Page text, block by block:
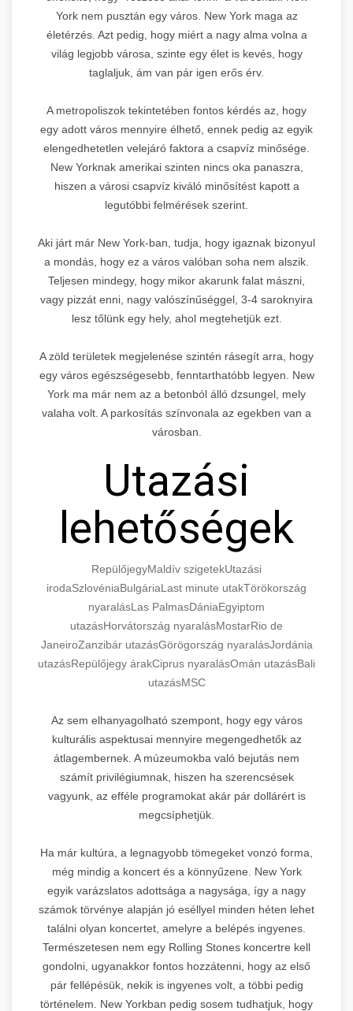
York nem pusztán egy város. New York maga az
életérzés. Azt pedig, hogy miért a nagy alma volna a
világ legjobb városa, szinte egy élet is kevés, hogy
taglaljuk, ám van pár igen erős érv.
A metropoliszok tekintetében fontos kérdés az, hogy
egy adott város mennyire élhető, ennek pedig az egyik
elengedhetetlen velejáró faktora a csapvíz minősége.
New Yorknak amerikai szinten nincs oka panaszra,
hiszen a városi csapvíz kiváló minősítést kapott a
legutóbbi felmérések szerint.
Aki járt már New York-ban, tudja, hogy igaznak bizonyul
a mondás, hogy ez a város valóban soha nem alszik.
Teljesen mindegy, hogy mikor akarunk falat mászni,
vagy pizzát enni, nagy valószínűséggel, 3-4 saroknyira
lesz tőlünk egy hely, ahol megtehetjük ezt.
A zöld területek megjelenése szintén rásegít arra, hogy
egy város egészségesebb, fenntarthatóbb legyen. New
York ma már nem az a betonból álló dzsungel, mely
valaha volt. A parkosítás színvonala az egekben van a
városban.
Utazási
lehetőségek
RepülőjegyMaldív szigetekUtazási
irodaSzlovéniaBulgáriaLast minute utakTörökország
nyaralásLas PalmasDániaEgyiptom
utazásHorvátország nyaralásMostarRio de
JaneiroZanzibár utazásGörögország nyaralásJordánia
utazásRepülőjegy árakCiprus nyaralásOmán utazásBali
utazásMSC
Az sem elhanyagolható szempont, hogy egy város
kulturális aspektusai mennyire megengedhetők az
átlagembernek. A múzeumokba való bejutás nem
számít privilégiumnak, hiszen ha szerencsések
vagyunk, az efféle programokat akár pár dollárért is
megcsíphetjük.
Ha már kultúra, a legnagyobb tömegeket vonzó forma,
még mindig a koncert és a könnyűzene. New York
egyik varázslatos adottsága a nagysága, így a nagy
számok törvénye alapján jó eséllyel minden héten lehet
találni olyan koncertet, amelyre a belépés ingyenes.
Természetesen nem egy Rolling Stones koncertre kell
gondolni, ugyanakkor fontos hozzátenni, hogy az első
pár fellépésük, nekik is ingyenes volt, a többi pedig
történelem. New Yorkban pedig sosem tudhatjuk, hogy